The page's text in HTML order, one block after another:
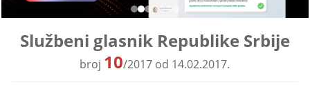
Službeni glasnik Republike Srbije
broj 10/2017 od 14.02.2017.